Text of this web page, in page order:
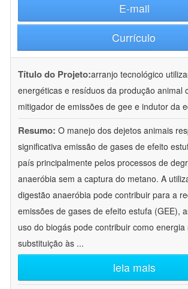
E-mail
Currículo
Título do Projeto:arranjo tecnológico
energéticas e resíduos da produção animal
mitigador de emissões de gee e indutor da
Resumo: O manejo dos dejetos animais
significativa emissão de gases de efeito
país principalmente pelos processos de
anaeróbia sem a captura do metano. A
digestão anaeróbia pode contribuir para a
emissões de gases de efeito estufa (GEE),
uso do biogás pode contribuir como energia
substituição às ...
leia mais